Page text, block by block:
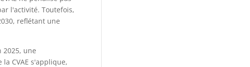
l'activité. Toutefois,
reflétant une
une
CVAE s'applique,